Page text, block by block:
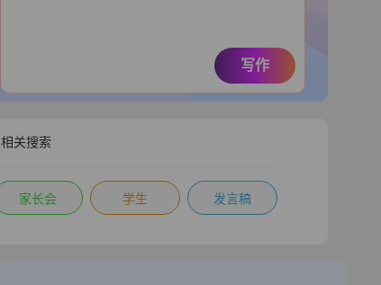
写作
相关搜索
家长会 学生 发言稿